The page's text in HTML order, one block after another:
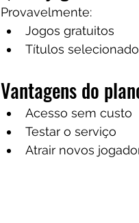
Provavelmente:
Jogos gratuitos
Títulos
Vantagens do
Acesso sem custo
Testar o serviço
Atrair novos